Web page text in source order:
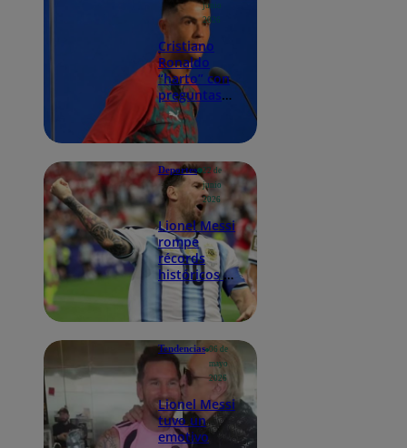
final
junio
2026
Cristiano
Ronaldo
“harto” con
preguntas
sobre Messi
a pesar de
marcar
doblete con
Portugal
Deportes 22 de
junio
2026
Lionel Messi
rompe
récords
históricos en
las copas del
mundo y
Argentina lo
celebra
Tendencias 06 de
mayo
2026
Lionel Messi
tuvo un
emotivo